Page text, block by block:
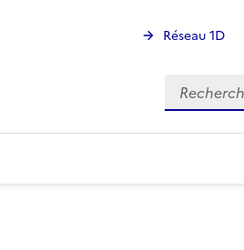
Réseau 1D
Rechercher
Rechercher